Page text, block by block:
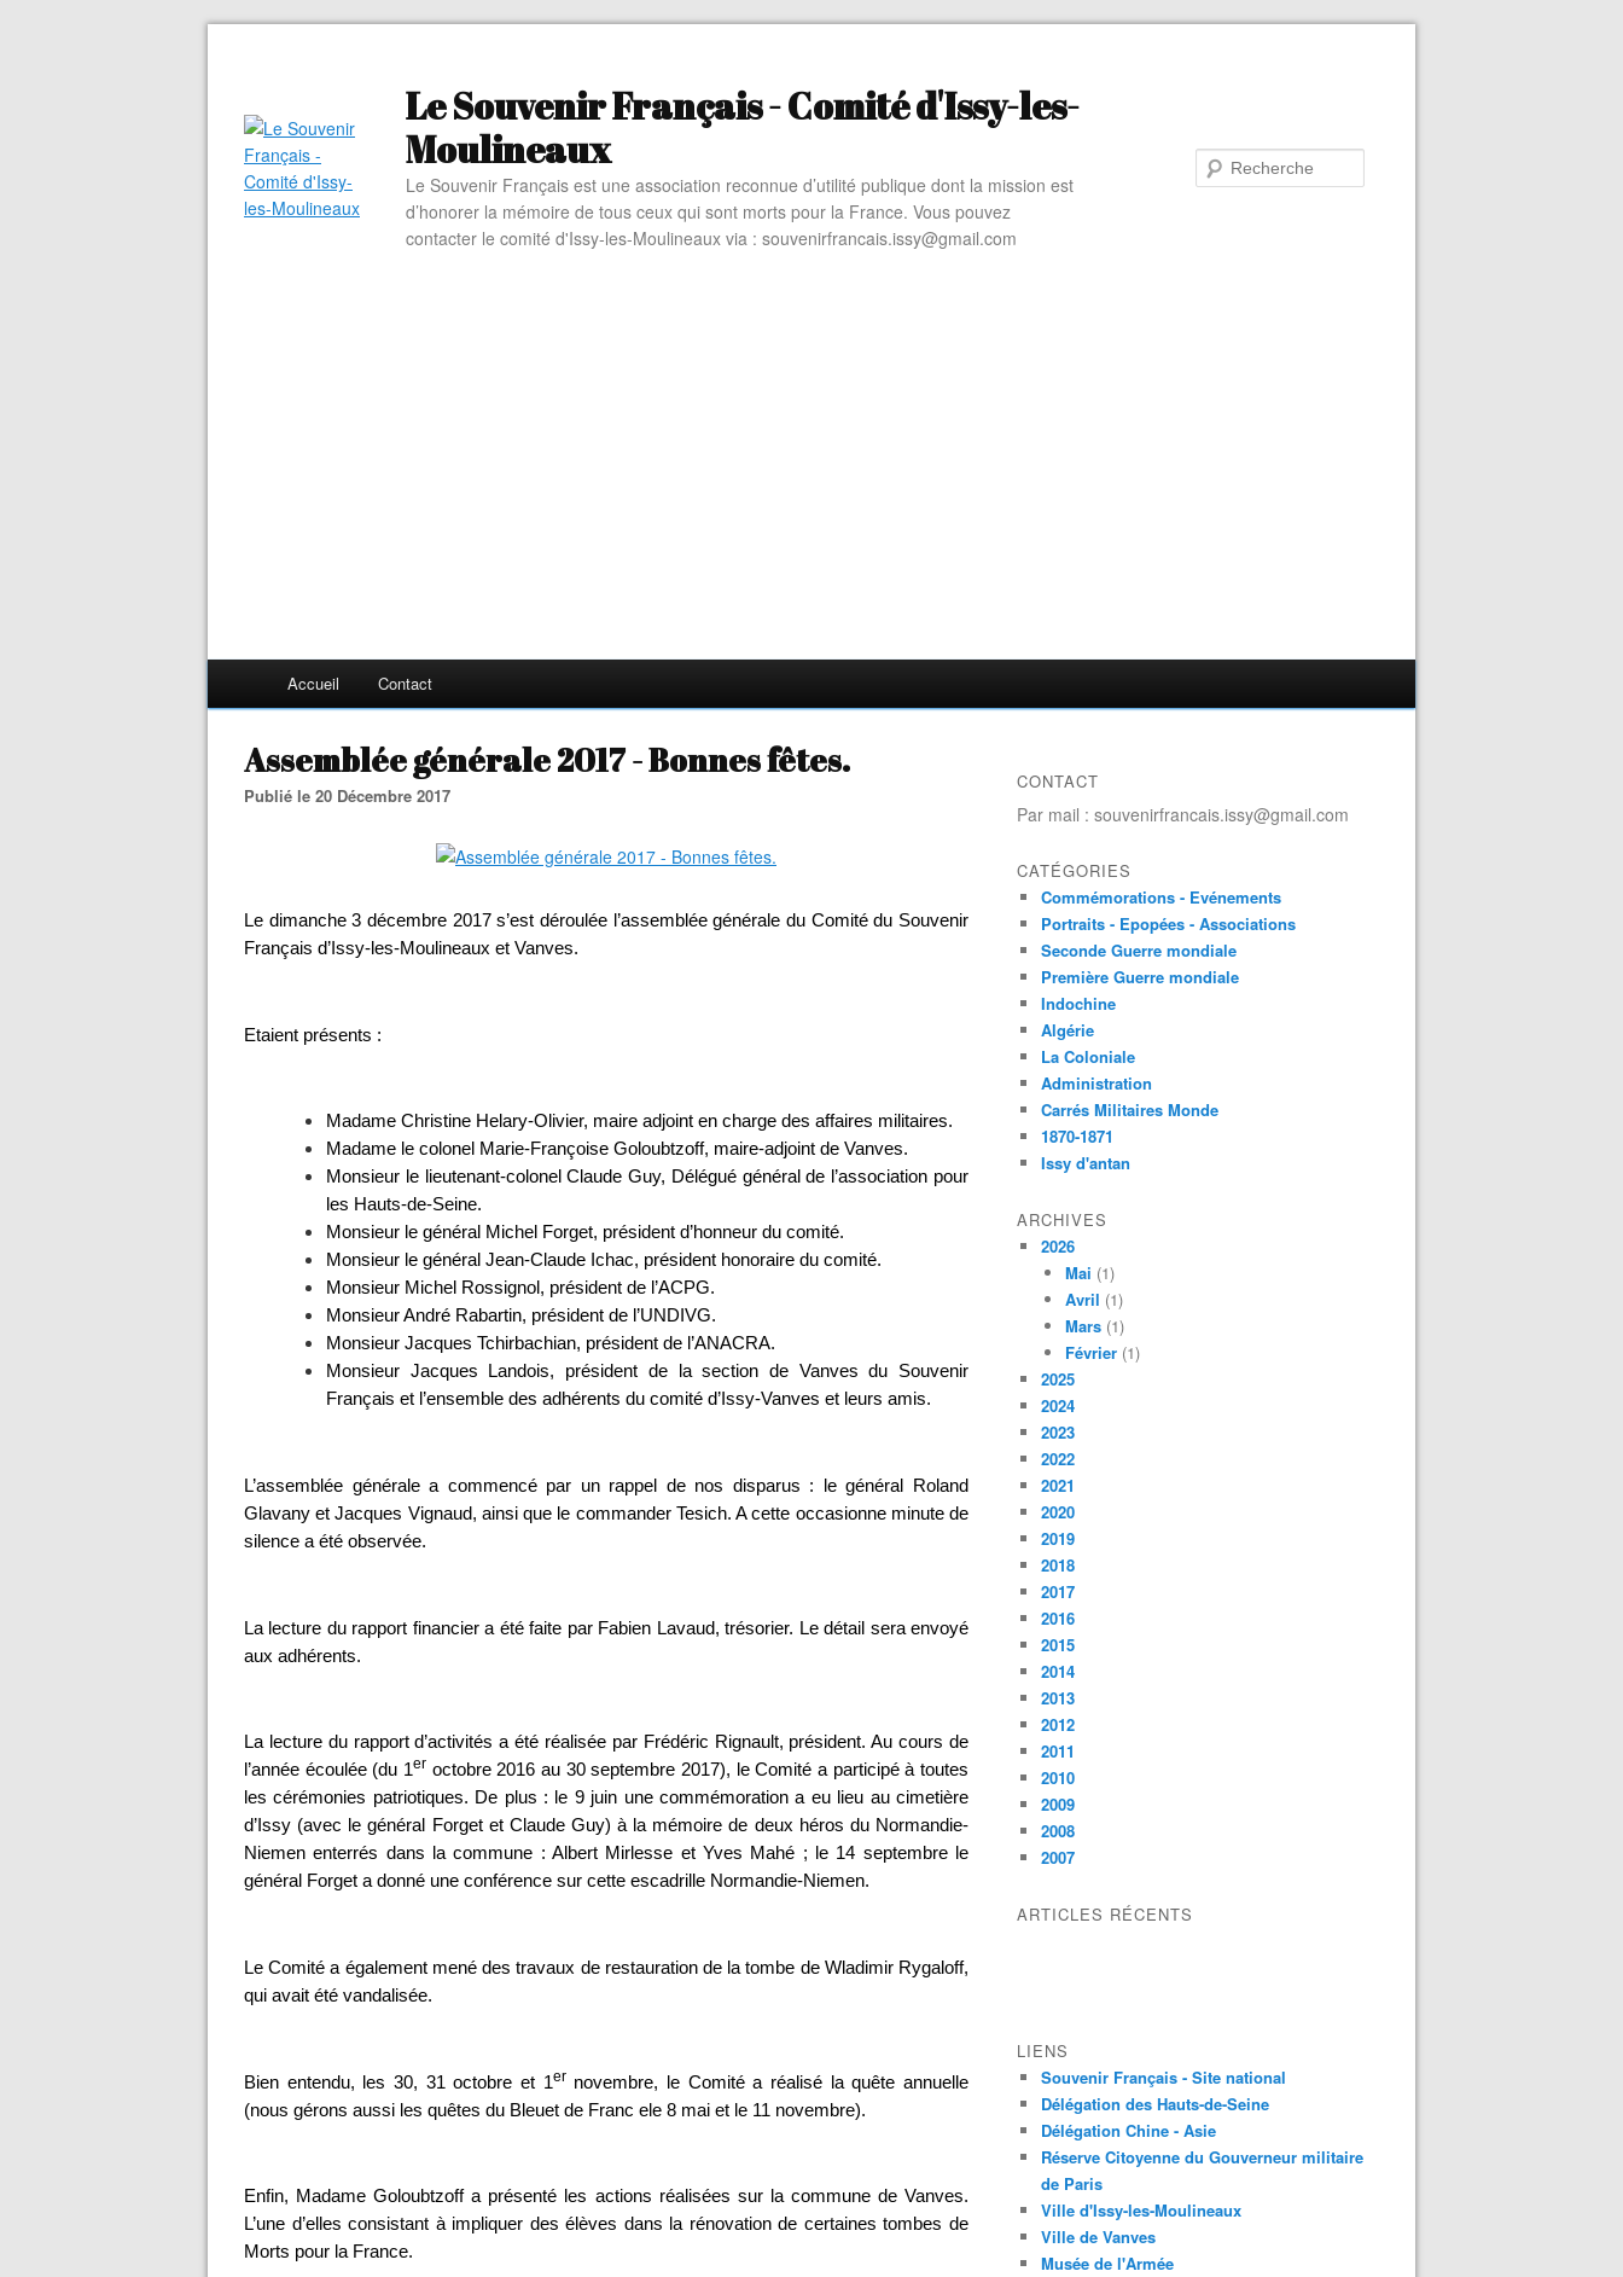
Le Souvenir Français - Comité d'Issy-les-
Moulineaux
Le Souvenir Français est une association reconnue d’utilité publique dont la mission est
d’honorer la mémoire de tous ceux qui sont morts pour la France. Vous pouvez
contacter le comité d'Issy-les-Moulineaux via : souvenirfrancais.issy@gmail.com
Accueil Contact
Assemblée générale 2017 - Bonnes fêtes.
Publié le 20 Décembre 2017
Le dimanche 3 décembre 2017 s’est déroulée l’assemblée générale du Comité du Souvenir
Français d’Issy-les-Moulineaux et Vanves.
Etaient présents :
Madame Christine Helary-Olivier, maire adjoint en charge des affaires militaires.
Madame le colonel Marie-Françoise Goloubtzoff, maire-adjoint de Vanves.
Monsieur le lieutenant-colonel Claude Guy, Délégué général de l’association pour
les Hauts-de-Seine.
Monsieur le général Michel Forget, président d’honneur du comité.
Monsieur le général Jean-Claude Ichac, président honoraire du comité.
Monsieur Michel Rossignol, président de l’ACPG.
Monsieur André Rabartin, président de l’UNDIVG.
Monsieur Jacques Tchirbachian, président de l’ANACRA.
Monsieur Jacques Landois, président de la section de Vanves du Souvenir
Français et l’ensemble des adhérents du comité d’Issy-Vanves et leurs amis.
L’assemblée générale a commencé par un rappel de nos disparus : le général Roland
Glavany et Jacques Vignaud, ainsi que le commander Tesich. A cette occasionne minute de
silence a été observée.
La lecture du rapport financier a été faite par Fabien Lavaud, trésorier. Le détail sera envoyé
aux adhérents.
La lecture du rapport d’activités a été réalisée par Frédéric Rignault, président. Au cours de
l’année écoulée (du 1er octobre 2016 au 30 septembre 2017), le Comité a participé à toutes
les cérémonies patriotiques. De plus : le 9 juin une commémoration a eu lieu au cimetière
d’Issy (avec le général Forget et Claude Guy) à la mémoire de deux héros du Normandie-
Niemen enterrés dans la commune : Albert Mirlesse et Yves Mahé ; le 14 septembre le
général Forget a donné une conférence sur cette escadrille Normandie-Niemen.
Le Comité a également mené des travaux de restauration de la tombe de Wladimir Rygaloff,
qui avait été vandalisée.
Bien entendu, les 30, 31 octobre et 1er novembre, le Comité a réalisé la quête annuelle
(nous gérons aussi les quêtes du Bleuet de Franc ele 8 mai et le 11 novembre).
Enfin, Madame Goloubtzoff a présenté les actions réalisées sur la commune de Vanves.
L’une d’elles consistant à impliquer des élèves dans la rénovation de certaines tombes de
Morts pour la France.
CONTACT
Par mail : souvenirfrancais.issy@gmail.com
CATÉGORIES
Commémorations - Evénements
Portraits - Epopées - Associations
Seconde Guerre mondiale
Première Guerre mondiale
Indochine
Algérie
La Coloniale
Administration
Carrés Militaires Monde
1870-1871
Issy d'antan
ARCHIVES
2026
Mai (1)
Avril (1)
Mars (1)
Février (1)
2025
2024
2023
2022
2021
2020
2019
2018
2017
2016
2015
2014
2013
2012
2011
2010
2009
2008
2007
ARTICLES RÉCENTS
LIENS
Souvenir Français - Site national
Délégation des Hauts-de-Seine
Délégation Chine - Asie
Réserve Citoyenne du Gouverneur militaire
de Paris
Ville d'Issy-les-Moulineaux
Ville de Vanves
Musée de l'Armée